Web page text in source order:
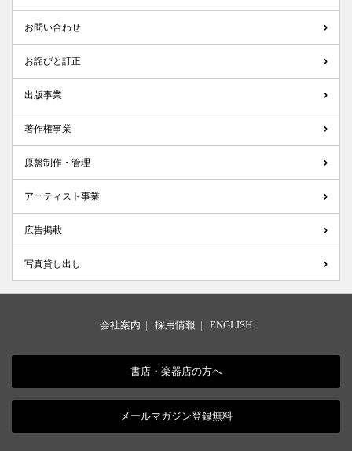
お問い合わせ
お詫びと訂正
出版事業
著作権事業
原盤制作・管理
アーティスト事業
広告掲載
写真貸し出し
会社案内 | 採用情報 | ENGLISH
書店・楽器店の方へ
メールマガジン登録無料